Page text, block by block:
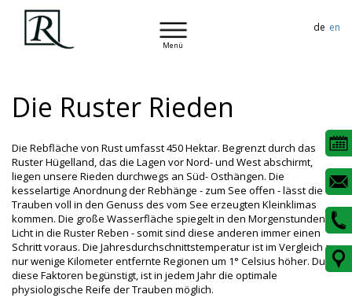
Menü
de en
Die Ruster Rieden
Die Rebfläche von Rust umfasst 450 Hektar. Begrenzt durch das
Ruster Hügelland, das die Lagen vor Nord- und West abschirmt,
liegen unsere Rieden durchwegs an Süd- Osthängen. Die
kesselartige Anordnung der Rebhänge - zum See offen - lässt die
Trauben voll in den Genuss des vom See erzeugten Kleinklimas
kommen. Die große Wasserfläche spiegelt in den Morgenstunden
Licht in die Ruster Reben - somit sind diese anderen immer einen
Schritt voraus. Die Jahresdurchschnittstemperatur ist im Vergleich zu
nur wenige Kilometer entfernte Regionen um 1° Celsius höher. Durch
diese Faktoren begünstigt, ist in jedem Jahr die optimale
physiologische Reife der Trauben möglich.